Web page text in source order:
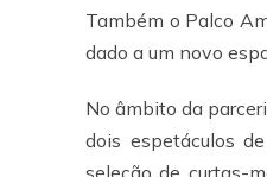
Também o Palco
dado a um novo
No âmbito da
dois espetáculos
seleção de curtas-